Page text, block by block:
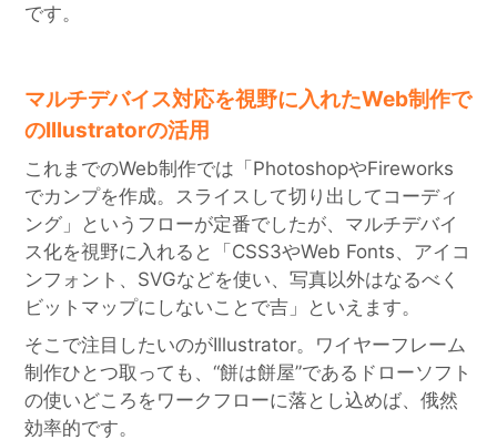
です。
マルチデバイス対応を視野に入れたWeb制作で
のIllustratorの活用
これまでのWeb制作では「PhotoshopやFireworks
でカンプを作成。スライスして切り出してコーディ
ング」というフローが定番でしたが、マルチデバイ
ス化を視野に入れると「CSS3やWeb Fonts、アイコ
ンフォント、SVGなどを使い、写真以外はなるべく
ビットマップにしないことで吉」といえます。
そこで注目したいのがIllustrator。ワイヤーフレーム
制作ひとつ取っても、“餅は餅屋”であるドローソフト
の使いどころをワークフローに落とし込めば、俄然
効率的です。